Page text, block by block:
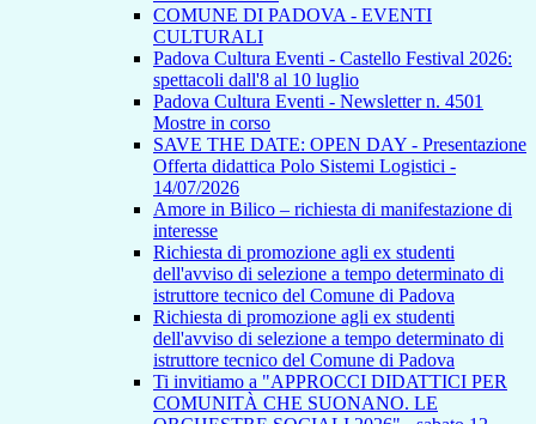
COMUNE DI PADOVA - EVENTI
CULTURALI
Padova Cultura Eventi - Castello Festival 2026:
spettacoli dall'8 al 10 luglio
Padova Cultura Eventi - Newsletter n. 4501
Mostre in corso
SAVE THE DATE: OPEN DAY - Presentazione
Offerta didattica Polo Sistemi Logistici -
14/07/2026
Amore in Bilico – richiesta di manifestazione di
interesse
Richiesta di promozione agli ex studenti
dell'avviso di selezione a tempo determinato di
istruttore tecnico del Comune di Padova
Richiesta di promozione agli ex studenti
dell'avviso di selezione a tempo determinato di
istruttore tecnico del Comune di Padova
Ti invitiamo a "APPROCCI DIDATTICI PER
COMUNITÀ CHE SUONANO. LE